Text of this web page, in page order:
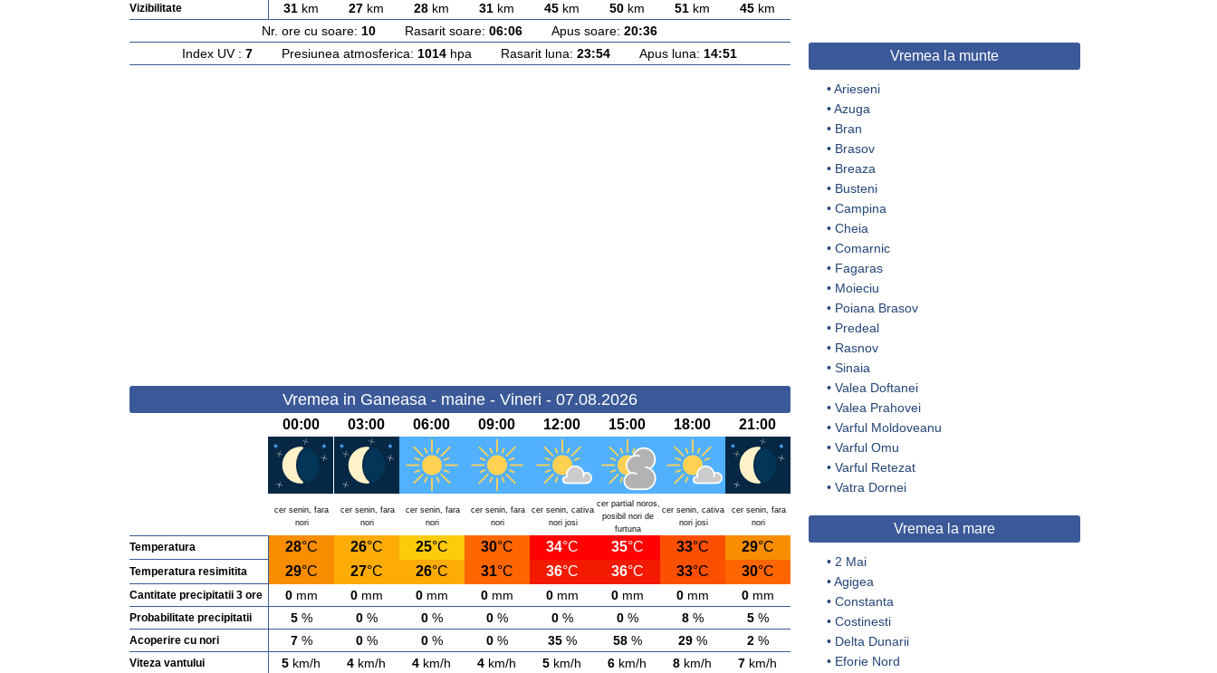
Vizibilitate 31 km 27 km 28 km 31 km 45 km 50 km 51 km 45 km
Nr. ore cu soare: 10 Rasarit soare: 06:06 Apus soare: 20:36
Index UV : 7 Presiunea atmosferica: 1014 hpa Rasarit luna: 23:54 Apus luna: 14:51
Vremea in Ganeasa - maine - Vineri - 07.08.2026
00:00 03:00 06:00 09:00 12:00 15:00 18:00 21:00
cer senin, fara
nori
cer senin, fara
nori
cer senin, fara
nori
cer senin, fara
nori
cer senin, cativa
nori josi
cer partial noros,
posibil nori de
furtuna
cer senin, cativa
nori josi
cer senin, fara
nori
Temperatura 28°C 26°C 25°C 30°C 34°C 35°C 33°C 29°C
Temperatura resimitita 29°C 27°C 26°C 31°C 36°C 36°C 33°C 30°C
Cantitate precipitatii 3 ore 0mm 0mm 0mm 0mm 0mm 0mm 0mm 0mm
Probabilitate precipitatii 5% 0% 0% 0% 0% 0% 8% 5%
Acoperire cu nori 7% 0% 0% 0% 35% 58% 29% 2%
Viteza vantului 5 km/h 4 km/h 4 km/h 4 km/h 5 km/h 6 km/h 8 km/h 7 km/h
Vremea la munte
•Arieseni
•Azuga
• Bran
• Brasov
• Breaza
• Busteni
• Campina
• Cheia
• Comarnic
• Fagaras
• Moieciu
• Poiana Brasov
• Predeal
• Rasnov
• Sinaia
• Valea Doftanei
• Valea Prahovei
• Varful Moldoveanu
• Varful Omu
• Varful Retezat
• Vatra Dornei
Vremea la mare
• 2 Mai
•Agigea
• Constanta
• Costinesti
• Delta Dunarii
• Eforie Nord